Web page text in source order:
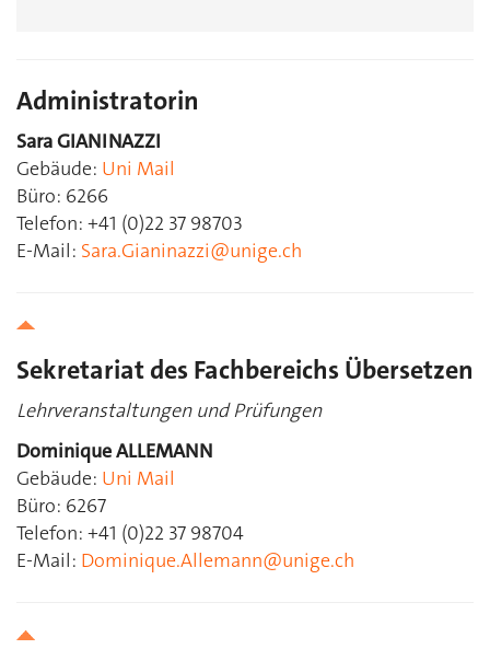
Administratorin
Sara GIANINAZZI
Gebäude: Uni Mail
Büro: 6266
Telefon: +41 (0)22 37 98703
E-Mail: Sara.Gianinazzi@unige.ch
Sekretariat des Fachbereichs Übersetzen
Lehrveranstaltungen und Prüfungen
Dominique ALLEMANN
Gebäude: Uni Mail
Büro: 6267
Telefon: +41 (0)22 37 98704
E-Mail: Dominique.Allemann@unige.ch